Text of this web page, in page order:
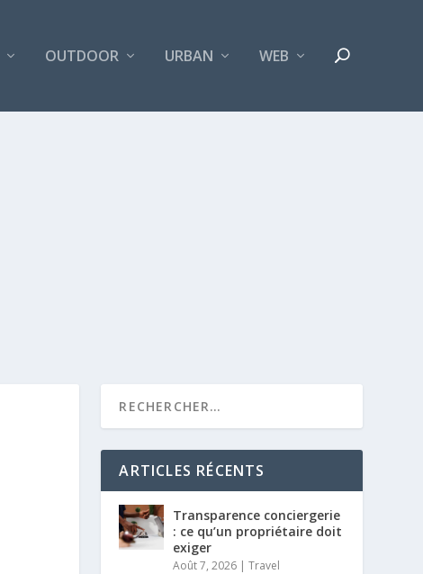
OUTDOOR URBAN WEB
ARTICLES RÉCENTS
Transparence conciergerie
: ce qu’un propriétaire doit
exiger
Août 7, 2026 |Travel